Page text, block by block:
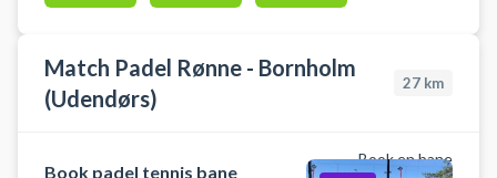
Match Padel Rønne - Bornholm
(Udendørs)
27 km
Book en bane
Book padel tennis bane